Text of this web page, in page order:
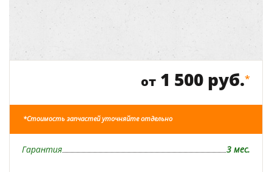
от 1 500 руб.*
*Стоимость запчастей уточняйте отдельно
Гарантия 3 мес.